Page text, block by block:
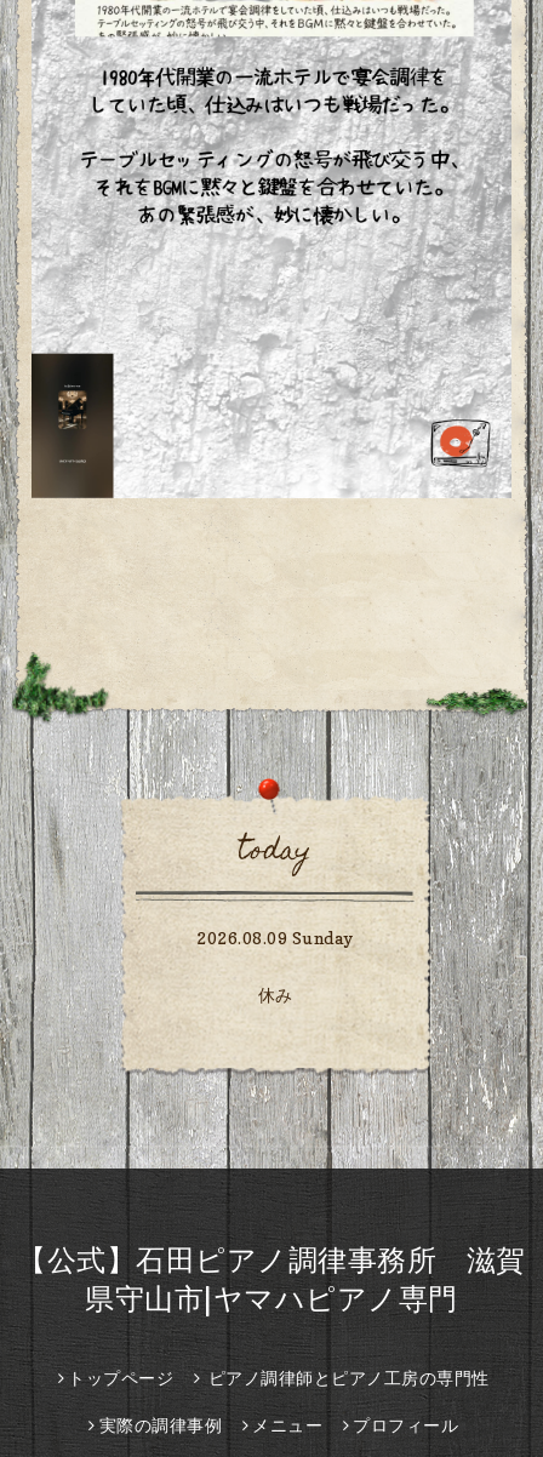
today
2026.08.09 Sunday
休み
【公式】石田ピアノ調律事務所 滋賀
県守山市|ヤマハピアノ専門
トップページ ピアノ調律師とピアノ工房の専門性
実際の調律事例 メニュー プロフィール